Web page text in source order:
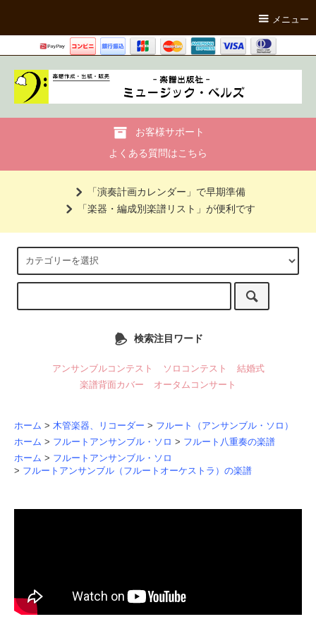
メニュー
お客様サポート
よくある質問はこちら
「演奏計画カレンダー」で早期準備
「楽器・編成別楽譜リスト」が便利です
検索注目ワード
アンサンブルコンテスト ソロコンテスト
結婚式
楽譜背面カバー
オータムコンサート
ホーム > 木管楽器、リコーダー > フルート（アンサンブル・ソロ）
ホーム > フルートアンサンブル・ソロ > フルート八重奏の楽譜
ホーム > フルートアンサンブル・ソロ
> フルートアンサンブル（フルートオーケストラ）の楽譜